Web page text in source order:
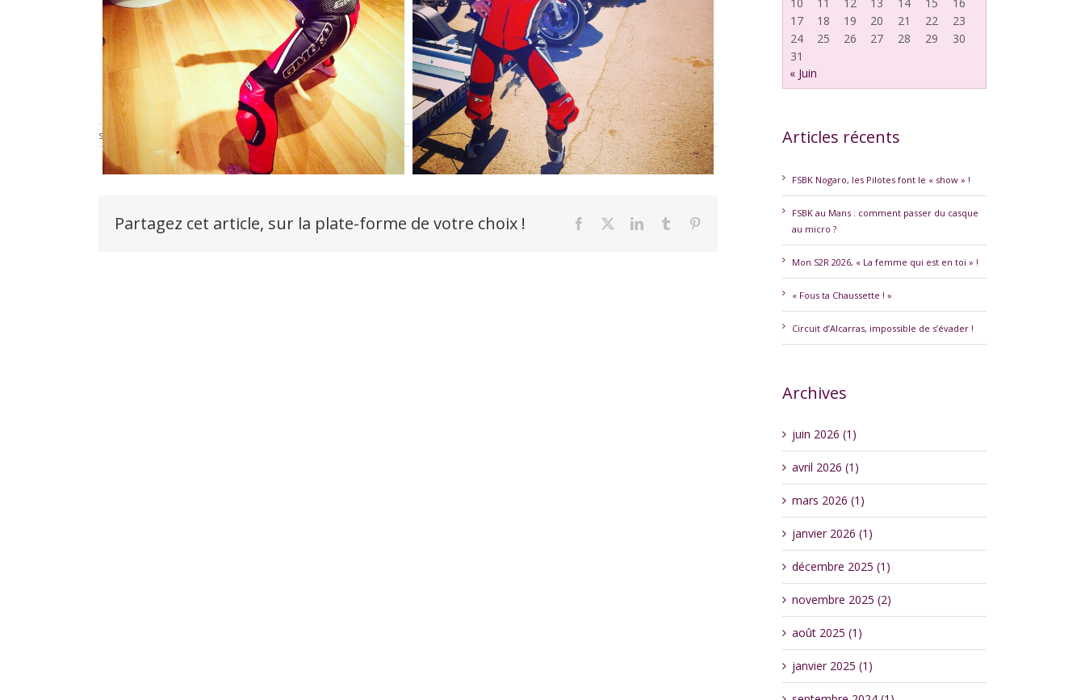
samedi 17 décembre 2016 | Commentaires ferméssur
combi
Partagez cet article, sur la plate-forme de votre choix ! Facebook LinkedInTumblr
17
18 19 20 21 22
23
24
25 26 27 28 29
30
31
« Juin
Articles récents
FSBK Nogaro, les Pilotes font le « show » !
FSBK au Mans : comment passer du casque
au micro ?
Mon S2R 2026, « La femme qui est en toi » !
« Fous ta Chaussette ! »
Circuit d’Alcarras, impossible de s’évader !
Archives
juin 2026 (1)
avril 2026 (1)
mars 2026 (1)
janvier 2026 (1)
décembre 2025 (1)
novembre 2025 (2)
août 2025 (1)
janvier 2025 (1)